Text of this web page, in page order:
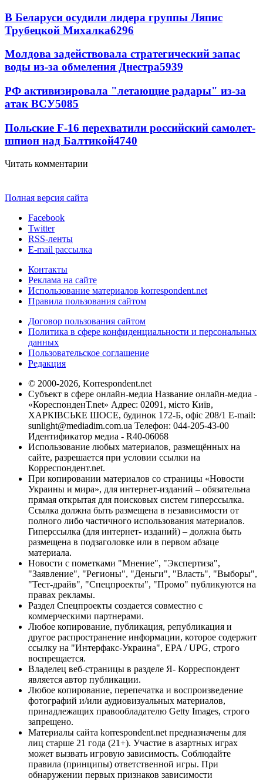
В Беларуси осудили лидера группы Ляпис
Трубецкой Михалка6296
Молдова задействовала стратегический запас
воды из-за обмеления Днестра5939
РФ активизировала "летающие радары" из-за
атак ВСУ5085
Польские F-16 перехватили российский самолет-
шпион над Балтикой4740
Читать комментарии
Полная версия сайта
Facebook
Twitter
RSS-ленты
E-mail рассылка
Контакты
Реклама на сайте
Использование материалов korrespondent.net
Правила пользования сайтом
Договор пользования сайтом
Политика в сфере конфиденциальности и персональных
данных
Пользовательское соглашение
Редакция
© 2000-2026, Korrespondent.net
Субъект в сфере онлайн-медиа Название онлайн-медиа -
«КореспонденТ.net» Адрес: 02091, місто Київ,
ХАРКІВСЬКЕ ШОСЕ, будинок 172-Б, офіс 208/1 E-mail:
sunlight@mediadim.com.ua Телефон: 044-205-43-00
Идентификатор медиа - R40-06068
Использование любых материалов, размещённых на
сайте, разрешается при условии ссылки на
Корреспондент.net.
При копировании материалов со страницы «Новости
Украины и мира», для интернет-изданий – обязательна
прямая открытая для поисковых систем гиперссылка.
Ссылка должна быть размещена в независимости от
полного либо частичного использования материалов.
Гиперссылка (для интернет- изданий) – должна быть
размещена в подзаголовке или в первом абзаце
материала.
Новости с пометками "Мнение", "Экспертиза",
"Заявление", "Регионы", "Деньги", "Власть", "Выборы",
"Тест-драйв", "Спецпроекты", "Промо" публикуются на
правах рекламы.
Раздел Спецпроекты создается совместно с
коммерческими партнерами.
Любое копирование, публикация, републикация и
другое распространение информации, которое содержит
ссылку на "Интерфакс-Украина", EPA / UPG, строго
воспрещается.
Владелец веб-страницы в разделе Я- Корреспондент
является автор публикации.
Любое копирование, перепечатка и воспроизведение
фотографий и/или аудиовизуальных материалов,
принадлежащих правообладателю Getty Images, строго
запрещено.
Материалы сайта korrespondent.net предназначены для
лиц старше 21 года (21+). Участие в азартных играх
может вызвать игровую зависимость. Соблюдайте
правила (принципы) ответственной игры. При
обнаружении первых признаков зависимости